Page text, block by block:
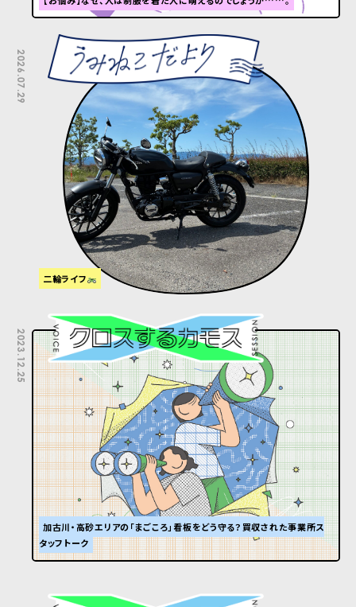
2026.07.29
二輪ライフ
2023.12.25
加古川・高砂エリアの「まごころ」看板をどう守る？買収された事業所ス
タッフトーク